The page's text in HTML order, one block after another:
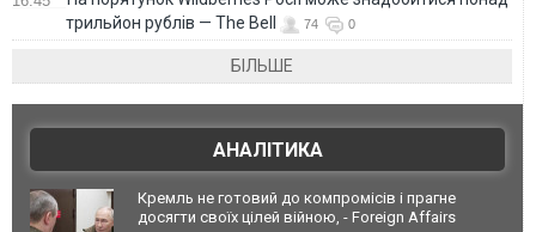
трильйон рублів — The Bell
74 0
БІЛЬШЕ
АНАЛІТИКА
Кремль не готовий до компромісів і прагне
досягти своїх цілей війною, - Foreign Affairs